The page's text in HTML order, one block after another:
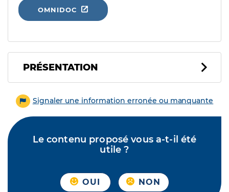
OMNIDOC
PRÉSENTATION
Signaler une information erronée ou manquante
Le contenu proposé vous a-t-il été
utile ?
OUI NON